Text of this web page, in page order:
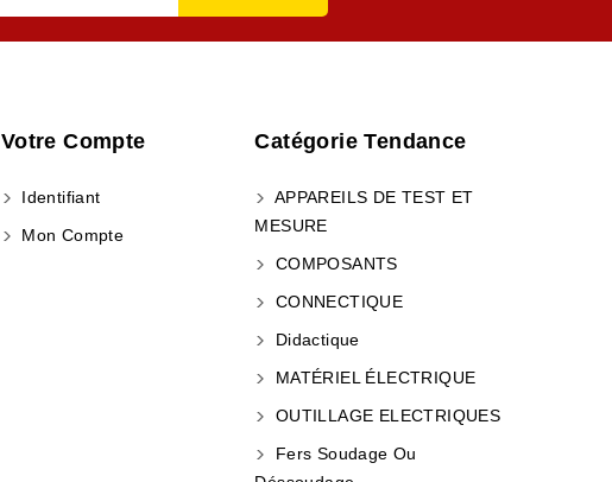
Votre Compte
Identifiant
Mon Compte
Catégorie Tendance
APPAREILS DE TEST ET
MESURE
COMPOSANTS
CONNECTIQUE
Didactique
MATÉRIEL ÉLECTRIQUE
OUTILLAGE ELECTRIQUES
Fers Soudage Ou